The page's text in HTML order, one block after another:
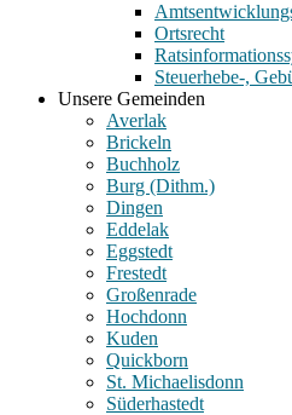
Ortsrecht
Steuerhebe-,
Unsere Gemeinden
Averlak
Brickeln
Buchholz
Burg (Dithm.)
Dingen
Eddelak
Eggstedt
Frestedt
Großenrade
Hochdonn
Kuden
Quickborn
St. Michaelisdonn
Süderhastedt